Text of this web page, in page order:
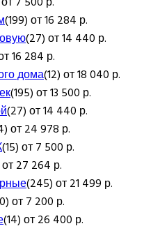
(199) от 16 284 р.
(27) от 14 440 р.
16 284 р.
дома(12) от 18 040 р.
(195) от 13 500 р.
(27) от 14 440 р.
от 24 978 р.
(15) от 7 500 р.
от 27 264 р.
(245) от 21 499 р.
от 7 200 р.
(14) от 26 400 р.